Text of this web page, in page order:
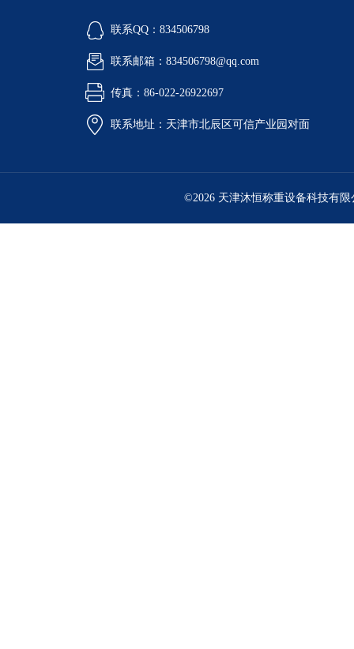
联系QQ：834506798
联系邮箱：834506798@qq.com
传真：86-022-26922697
联系地址：天津市北辰区可信产业园对面
©2026 天津沐恒称重设备科技有